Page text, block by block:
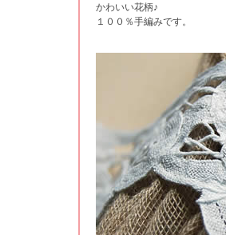
かわいい花柄♪
１００％手編みです。